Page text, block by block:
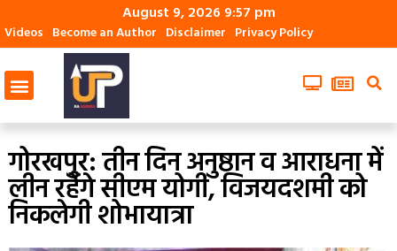
August 9, 2026 9:57 pm
Videos Become an Author Disclaimer Privacy Policy
गोरखपुर: तीन दिन अनुष्ठान व आराधना में
लीन रहेंगे सीएम योगी, विजयदशमी को
निकलेगी शोभायात्रा